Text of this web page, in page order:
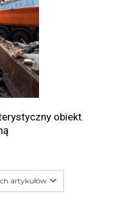
obiekt.
artykułów